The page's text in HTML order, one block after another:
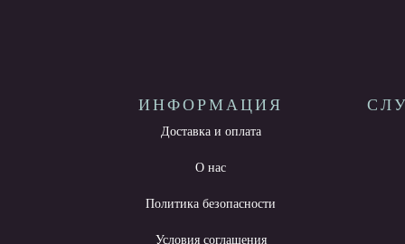
ИНФОРМАЦИЯ
Доставка и оплата
О нас
Политика безопасности
Условия соглашения